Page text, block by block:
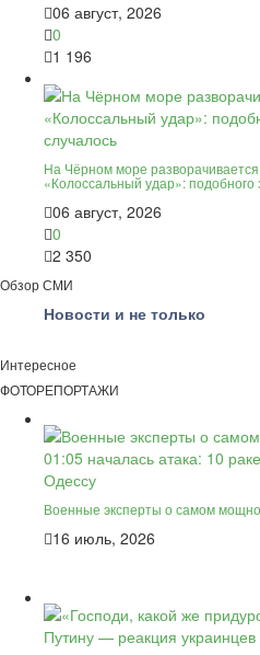
06 август, 2026
0
1 196
На Чёрном море
«Колоссальный удар»:
06 август, 2026
0
2 350
Обзор СМИ
Новости и не только
Интересное
ФОТОРЕПОРТАЖИ
Военные эксперты о самом
16 июль, 2026